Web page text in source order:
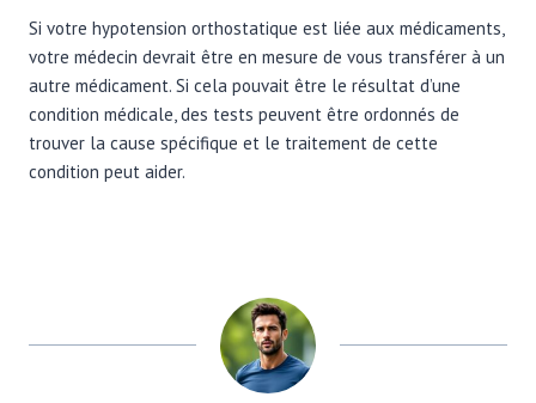
Si votre hypotension orthostatique est liée aux médicaments,
votre médecin devrait être en mesure de vous transférer à un
autre médicament. Si cela pouvait être le résultat d’une
condition médicale, des tests peuvent être ordonnés de
trouver la cause spécifique et le traitement de cette
condition peut aider.